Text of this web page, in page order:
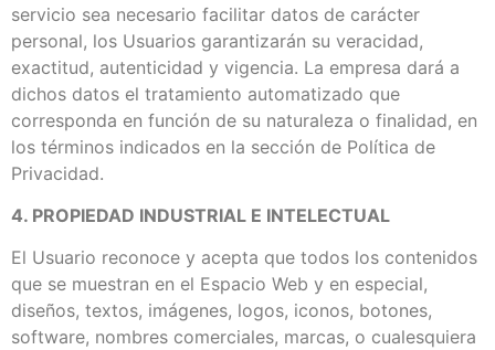
servicio sea necesario facilitar datos de carácter
personal, los Usuarios garantizarán su veracidad,
exactitud, autenticidad y vigencia. La empresa dará a
dichos datos el tratamiento automatizado que
corresponda en función de su naturaleza o finalidad, en
los términos indicados en la sección de Política de
Privacidad.
4. PROPIEDAD INDUSTRIAL E INTELECTUAL
El Usuario reconoce y acepta que todos los contenidos
que se muestran en el Espacio Web y en especial,
diseños, textos, imágenes, logos, iconos, botones,
software, nombres comerciales, marcas, o cualesquiera